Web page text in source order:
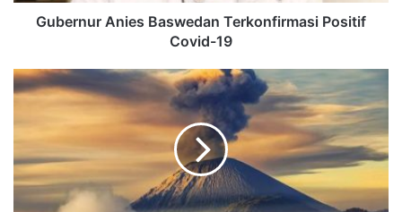
Gubernur Anies Baswedan Terkonfirmasi Positif
Covid-19